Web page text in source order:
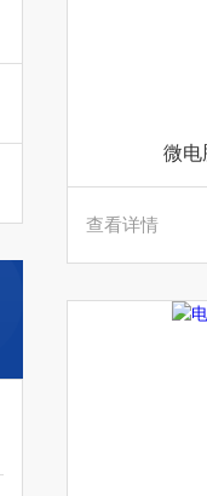
微电
查看详情